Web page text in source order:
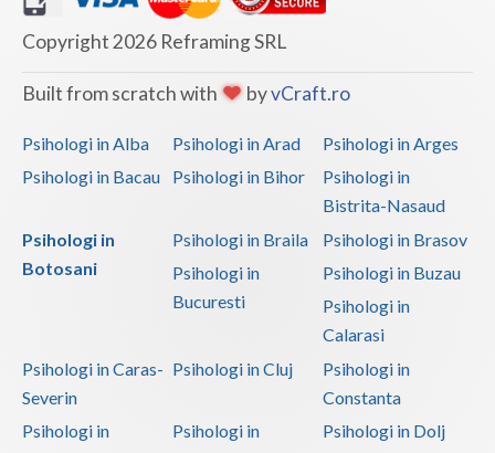
Vrancea
Copyright 2026 Reframing SRL
Built from scratch with byvCraft.ro
Psihologi in Alba Psihologi in Arad
Psihologi in Arges
Psihologi in Bacau
Psihologi in Bihor
Psihologi in
Bistrita-Nasaud
Psihologi in
Botosani
Psihologi in Braila
Psihologi in Brasov
Psihologi in
Bucuresti
Psihologi in Buzau
Psihologi in
Calarasi
Psihologi in Caras-
Severin
Psihologi in Cluj
Psihologi in
Constanta
Psihologi in
Psihologi in
Psihologi in Dolj